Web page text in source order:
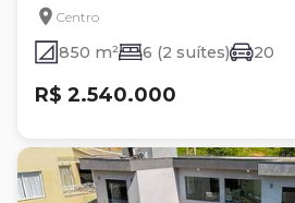
Centro
850 m² 6 (2 suítes) 20
R$ 2.540.000